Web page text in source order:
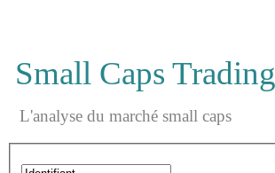
Small Caps Trading
L'analyse du marché small caps